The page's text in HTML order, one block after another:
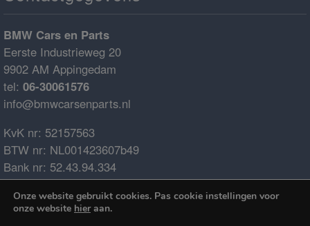
BMW Cars en Parts
Eerste Industrieweg 20
9902 AM Appingedam
tel: 06-30061576
info@bmwcarsenparts.nl
KvK nr: 52157563
BTW nr: NL001423607b49
Bank nr: 52.43.94.334
IBAN: NL68ABNA0524394334
BIC: ABNANL2A
Onze website gebruikt cookies. Pas cookie instellingen voor
onze website hieraan.